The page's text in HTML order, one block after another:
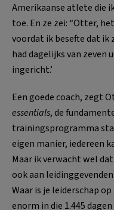
Amerikaanse atlete die
toe. En ze zei: “Otter,
voordat ik besefte dat ik
had dagelijks van zeven
ingericht.’
Een goede coach, zegt
essentials, de
trainingsprogramma
eigen manier, iedereen
Maar ik verwacht wel
ook aan
Waar is je leiderschap
enorm in die 1.445